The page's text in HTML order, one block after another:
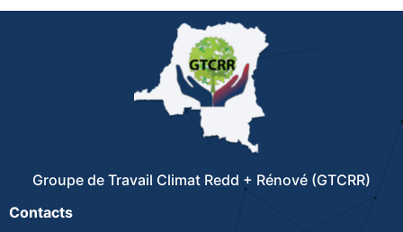
Groupe de Travail Climat Redd + Rénové (GTCRR)
Contacts